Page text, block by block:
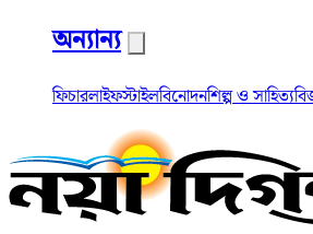
অন্যান্য
ফিচারলাইফস্টাইলবিনোদনশিল্প ও সাহিত্য